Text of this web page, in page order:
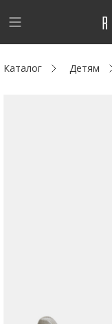
!
Новинки
Возникли вопросы? -
Каталог Детям